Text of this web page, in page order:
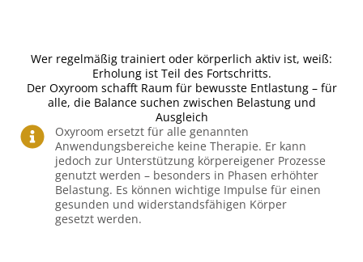
Wer regelmäßig trainiert oder körperlich aktiv ist, weiß:
Erholung ist Teil des Fortschritts.
Der Oxyroom schafft Raum für bewusste Entlastung – für
alle, die Balance suchen zwischen Belastung und
Ausgleich
Oxyroom ersetzt für alle genannten
Anwendungsbereiche keine Therapie. Er kann
jedoch zur Unterstützung körpereigener Prozesse
genutzt werden – besonders in Phasen erhöhter
Belastung. Es können wichtige Impulse für einen
gesunden und widerstandsfähigen Körper
gesetzt werden.